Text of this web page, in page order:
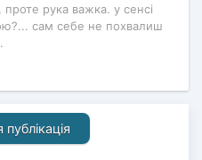
рука важка. у сенсі
сам себе не похвалиш